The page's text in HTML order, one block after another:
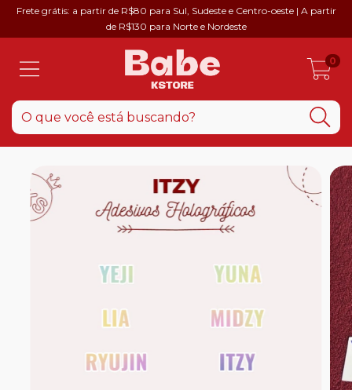
Frete grátis: a partir de R$80 para Sul, Sudeste e Centro-oeste | A partir
de R$130 para Norte e Nordeste
0